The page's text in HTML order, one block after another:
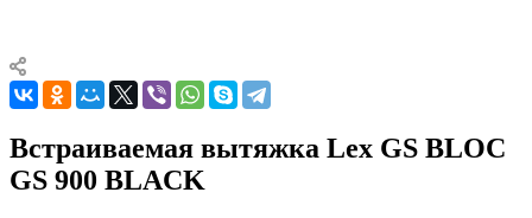
Встраиваемая вытяжка Lex GS BLOC
GS 900 BLACK